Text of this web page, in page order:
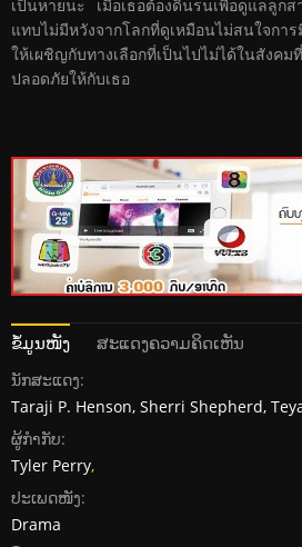
เป็นหายนะ เมื่อเธอต้องดิ้นรนเพื่อดูแลลูก
แทบไม่มีหวังจากโลกที่ดูเหมือนไม่สนใจกา
ให้เผชิญกับทางเลือกที่เป็นไปไม่ได้ในสังคม
ปลอดภัยให้กับเธอ
ຂໍ້ມູນໜັງ ສະແດງຄວາມຄິດເຫັນ
ນັກສະແດງ:
Taraji P. Henson, Sherri Shepherd,
ຜູ້ກໍາກັບ:
Tyler Perry,
ປະເພດໜັງ:
Drama